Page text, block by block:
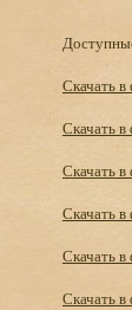
Скачать
Скачать
Скачать
Скачать
Скачать
Скачать